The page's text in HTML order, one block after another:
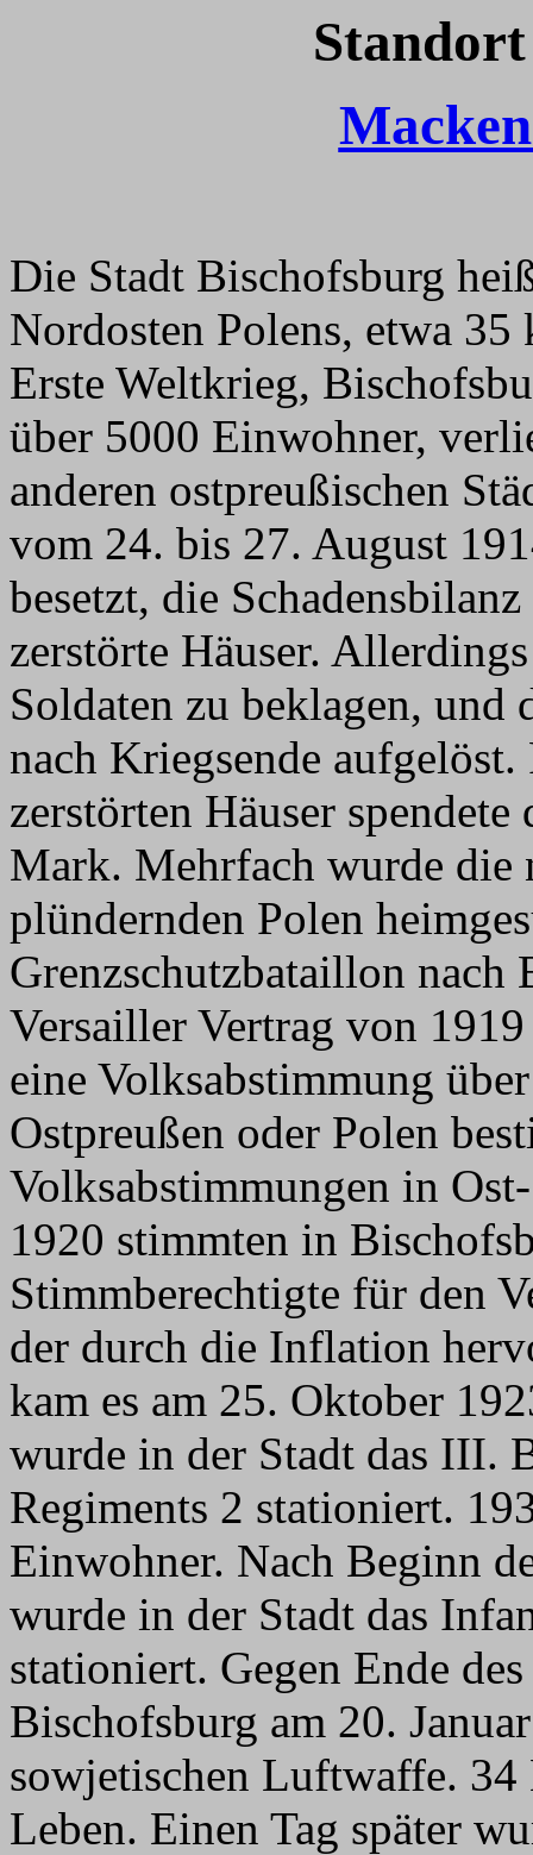
Die Stadt Bischofsburg
Nordosten Polens, etwa
Erste Weltkrieg,
über 5000 Einwohner,
anderen ostpreußischen
vom 24. bis 27. August
besetzt, die
zerstörte Häuser.
Soldaten zu beklagen, und
nach Kriegsende
zerstörten Häuser
Mark. Mehrfach wurde die
plündernden Polen
Grenzschutzbataillon nach
Versailler Vertrag von
eine Volksabstimmung
Ostpreußen oder Polen
Volksabstimmungen in
1920 stimmten in
Stimmberechtigte für den
der durch die Inflation
kam es am 25. Oktober
wurde in der Stadt das III.
Regiments 2 stationiert.
Einwohner. Nach Beginn
wurde in der Stadt das
stationiert. Gegen Ende
Bischofsburg am 20.
sowjetischen Luftwaffe. 34
Leben. Einen Tag später